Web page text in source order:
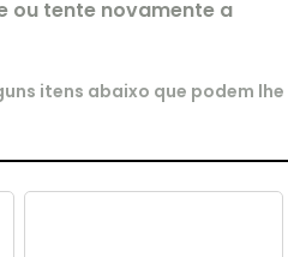
ou tente novamente a
itens abaixo que podem lhe